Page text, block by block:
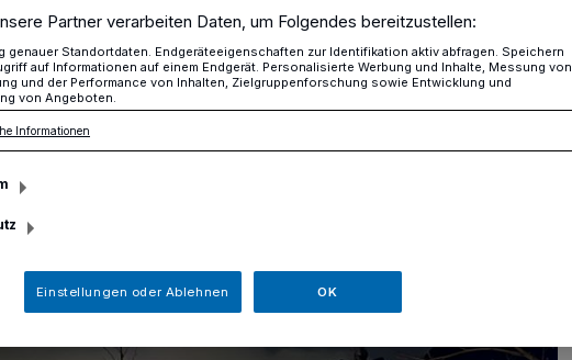
Partner verarbeiten Daten, um Folgendes bereitzustellen:
genauer Standortdaten. Endgeräteeigenschaften zur Identifikation aktiv abfragen. Speichern
auf Informationen auf einem Endgerät. Personalisierte Werbung und Inhalte, Messung von
und der Performance von Inhalten, Zielgruppenforschung sowie Entwicklung und
von Angeboten.
Informationen
Einstellungen oder Ablehnen OK